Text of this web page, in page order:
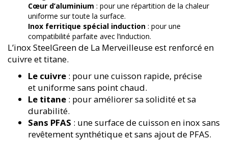
Cœur d’aluminium : pour une répartition de la chaleur
uniforme sur toute la surface.
Inox ferritique spécial induction : pour une
compatibilité parfaite avec l’induction.
L’inox SteelGreen de La Merveilleuse est renforcé en
cuivre et titane.
Le cuivre : pour une cuisson rapide, précise
et uniforme sans point chaud.
Le titane : pour améliorer sa solidité et sa
durabilité.
Sans PFAS : une surface de cuisson en inox sans
revêtement synthétique et sans ajout de PFAS.